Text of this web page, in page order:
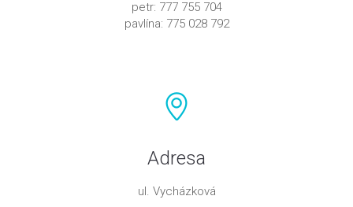
petr: 777 755 704
pavlína: 775 028 792
Adresa
ul. Vycházková